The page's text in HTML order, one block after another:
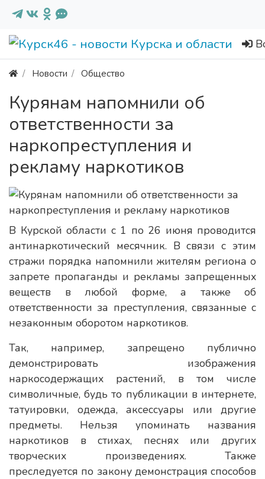
Новости Общество
Курянам напомнили об
ответственности за
наркопреступления и
рекламу наркотиков
В Курской области с 1 по 26 июня проводится
антинаркотический месячник. В связи с этим
стражи порядка напомнили жителям региона о
запрете пропаганды и рекламы запрещенных
веществ в любой форме, а также об
ответственности за преступления, связанные с
незаконным оборотом наркотиков.
Так, например, запрещено публично
демонстрировать изображения
наркосодержащих растений, в том числе
символичные, будь то публикации в интернете,
татуировки, одежда, аксессуары или другие
предметы. Нельзя упоминать названия
наркотиков в стихах, песнях или других
творческих произведениях. Также
преследуется по закону демонстрация способов